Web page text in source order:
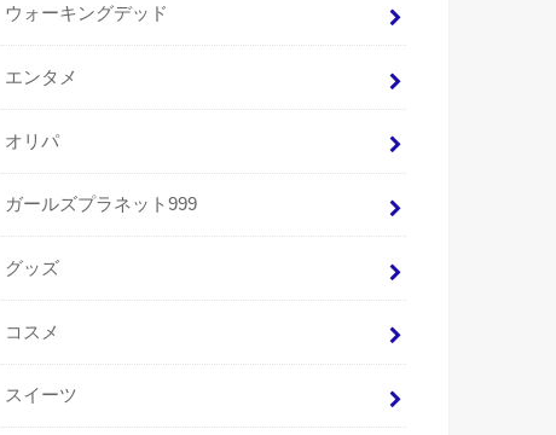
ウォーキングデッド
エンタメ
オリパ
ガールズプラネット999
グッズ
コスメ
スイーツ